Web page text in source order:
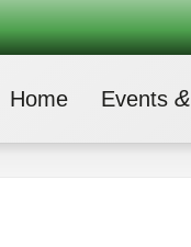
Home Events &